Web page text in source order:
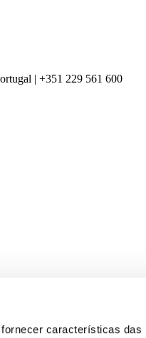
características das
| +351 229 561 600